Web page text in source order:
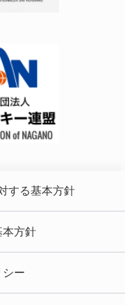
する基本方針
方針
ー